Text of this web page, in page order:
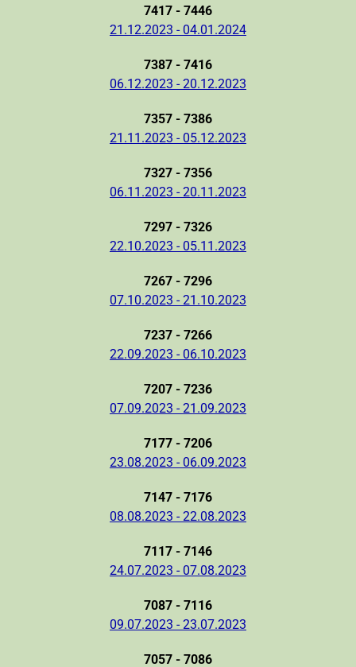
7417 - 7446
21.12.2023 - 04.01.2024
7387 - 7416
06.12.2023 - 20.12.2023
7357 - 7386
21.11.2023 - 05.12.2023
7327 - 7356
06.11.2023 - 20.11.2023
7297 - 7326
22.10.2023 - 05.11.2023
7267 - 7296
07.10.2023 - 21.10.2023
7237 - 7266
22.09.2023 - 06.10.2023
7207 - 7236
07.09.2023 - 21.09.2023
7177 - 7206
23.08.2023 - 06.09.2023
7147 - 7176
08.08.2023 - 22.08.2023
7117 - 7146
24.07.2023 - 07.08.2023
7087 - 7116
09.07.2023 - 23.07.2023
7057 - 7086